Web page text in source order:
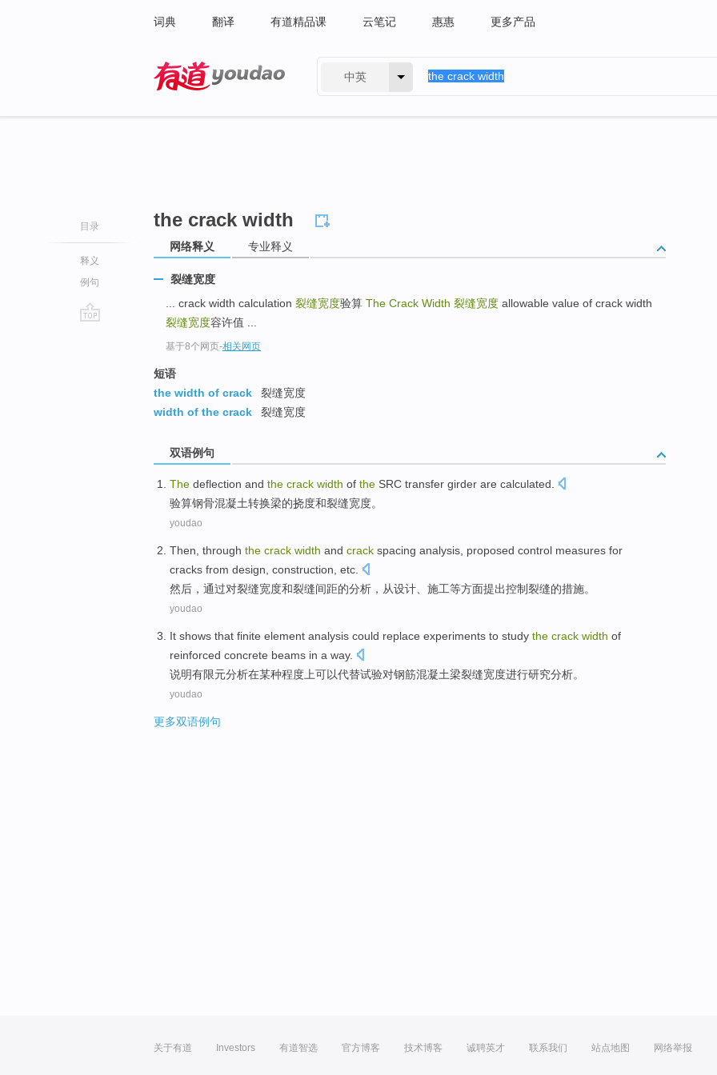
词典 翻译 有道精品课 云笔记 惠惠 更多产品
中英
目录
释义
例句
the crack width
网络释义 专业释义
裂缝宽度
... crack width calculation 裂缝宽度验算 The Crack Width 裂缝宽度 allowable value of crack width
裂缝宽度容许值 ...
基于8个网页-相关网页
短语
the width of crack
裂缝宽度
width of the crack
裂缝宽度
双语例句
The deflection and the crack width of the SRC transfer girder are calculated.
验算钢骨混凝土转换梁的挠度和裂缝宽度。
youdao
Then through the crack width and crack spacing analysis proposed control measures for
cracks from design construction etc
然后 ， 通过对裂缝宽度和裂缝间距的分析 ， 从设计 施工等方面提出控制 裂缝的措施。
youdao
It shows that finite element analysis could replace experiments to study the crack width of
reinforced concrete beams in a way.
说明有限元分析在某种程度上可以代替试验对钢筋混凝土梁裂缝宽度进行研究分析。
youdao
更多双语例句
关于有道 Investors 有道智选 官方博客 技术博客 诚聘英才 联系我们 站点地图 网络举报